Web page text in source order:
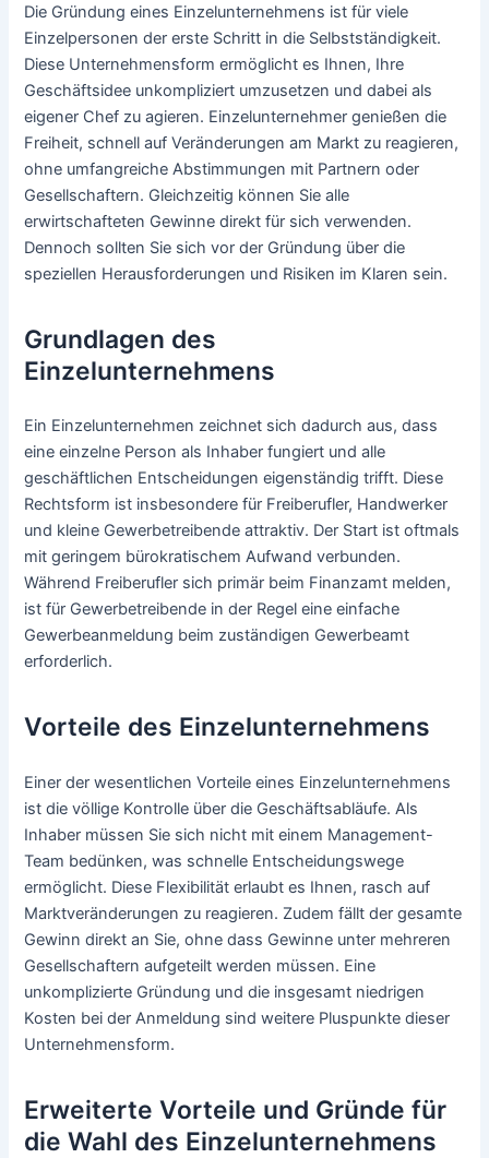
Die Gründung eines Einzelunternehmens ist für viele
Einzelpersonen der erste Schritt in die Selbstständigkeit.
Diese Unternehmensform ermöglicht es Ihnen, Ihre
Geschäftsidee unkompliziert umzusetzen und dabei als
eigener Chef zu agieren. Einzelunternehmer genießen die
Freiheit, schnell auf Veränderungen am Markt zu reagieren,
ohne umfangreiche Abstimmungen mit Partnern oder
Gesellschaftern. Gleichzeitig können Sie alle
erwirtschafteten Gewinne direkt für sich verwenden.
Dennoch sollten Sie sich vor der Gründung über die
speziellen Herausforderungen und Risiken im Klaren sein.
Grundlagen des
Einzelunternehmens
Ein Einzelunternehmen zeichnet sich dadurch aus, dass
eine einzelne Person als Inhaber fungiert und alle
geschäftlichen Entscheidungen eigenständig trifft. Diese
Rechtsform ist insbesondere für Freiberufler, Handwerker
und kleine Gewerbetreibende attraktiv. Der Start ist oftmals
mit geringem bürokratischem Aufwand verbunden.
Während Freiberufler sich primär beim Finanzamt melden,
ist für Gewerbetreibende in der Regel eine einfache
Gewerbeanmeldung beim zuständigen Gewerbeamt
erforderlich.
Vorteile des Einzelunternehmens
Einer der wesentlichen Vorteile eines Einzelunternehmens
ist die völlige Kontrolle über die Geschäftsabläufe. Als
Inhaber müssen Sie sich nicht mit einem Management-
Team bedünken, was schnelle Entscheidungswege
ermöglicht. Diese Flexibilität erlaubt es Ihnen, rasch auf
Marktveränderungen zu reagieren. Zudem fällt der gesamte
Gewinn direkt an Sie, ohne dass Gewinne unter mehreren
Gesellschaftern aufgeteilt werden müssen. Eine
unkomplizierte Gründung und die insgesamt niedrigen
Kosten bei der Anmeldung sind weitere Pluspunkte dieser
Unternehmensform.
Erweiterte Vorteile und Gründe für
die Wahl des Einzelunternehmens